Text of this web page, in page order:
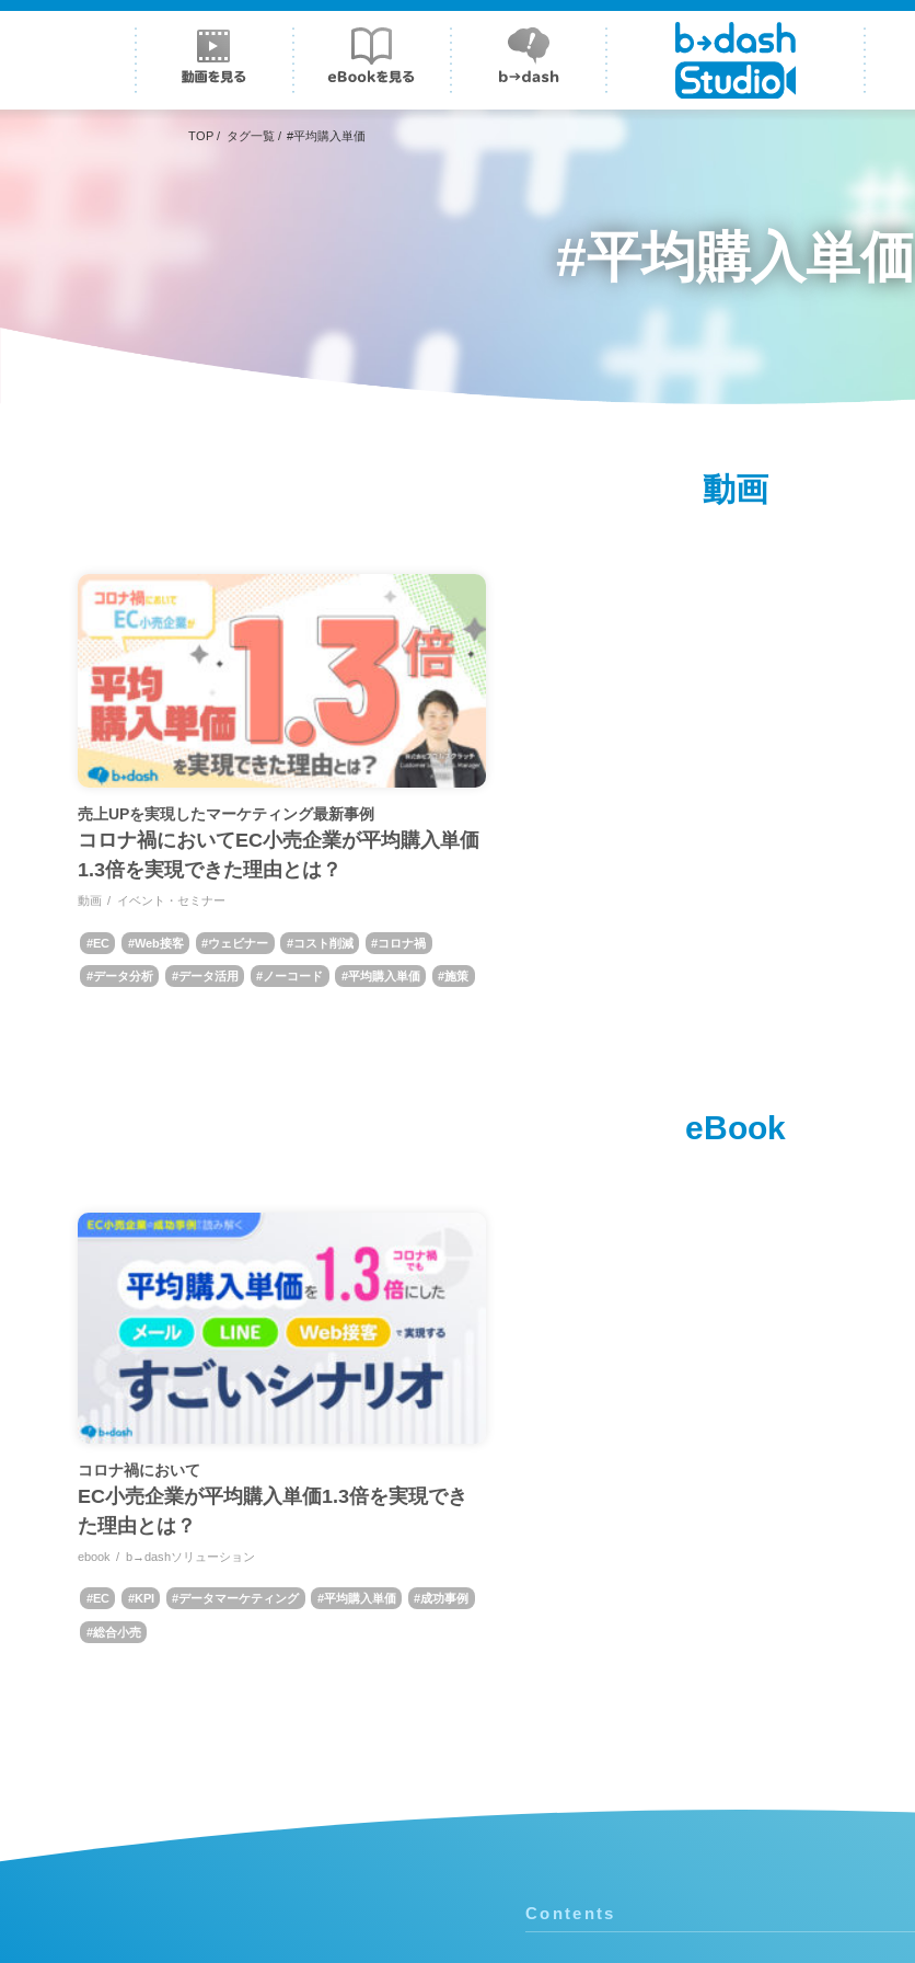
TOP / タグ一覧/ #平均購入単価
#平均購入単価
動画
売上UPを実現したマーケティング最新事例
コロナ禍においてEC小売企業が平均購入単価
1.3倍を実現できた理由とは？
動画 イベント・セミナー
EC Web接客 ウェビナー コスト削減 コロナ禍
データ分析 データ活用 ノーコード 平均購入単価 施策
eBook
コロナ禍において
EC小売企業が平均購入単価1.3倍を実現でき
た理由とは？
ebook b→dashソリューション
EC KPI データマーケティング 平均購入単価 成功事例
総合小売
Contents